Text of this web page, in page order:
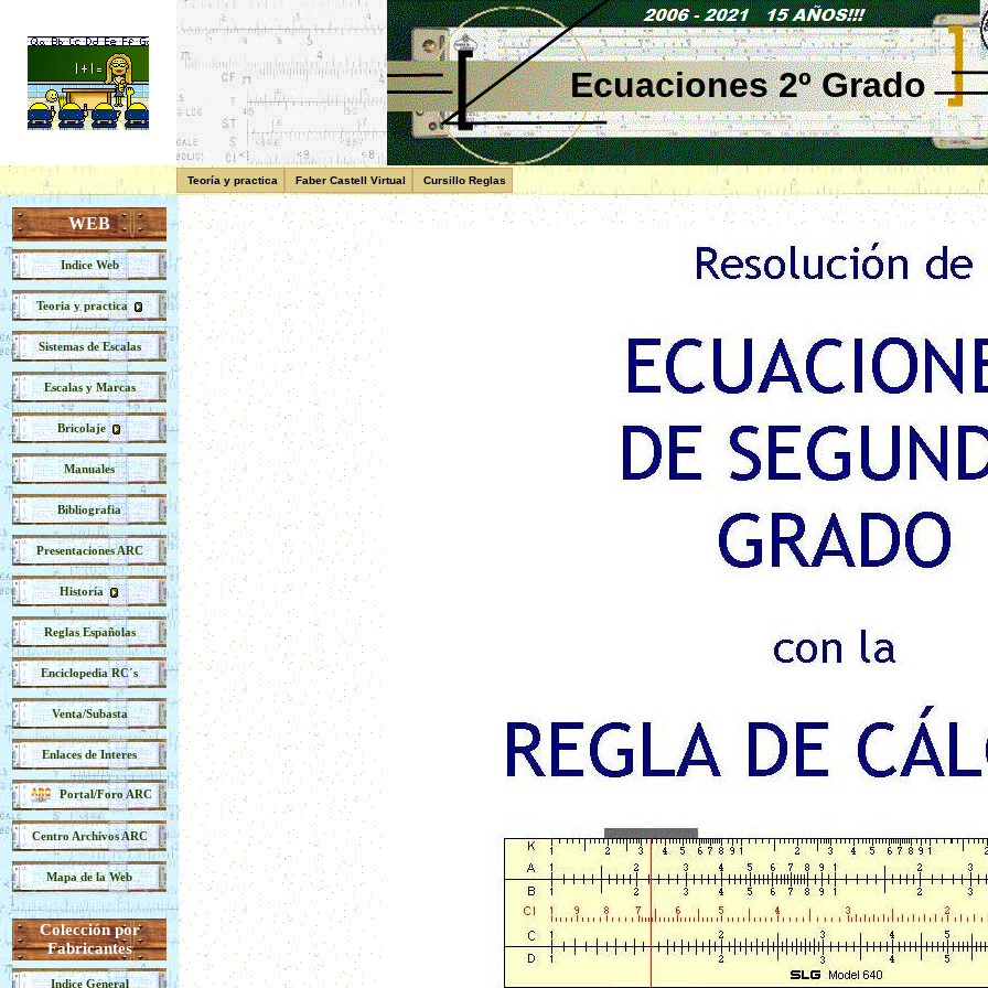
WEB
Indice Web
Teoria y practica
Sistemas de Escalas
Escalas y Marcas
Bricolaje
Manuales
Bibliografia
Presentaciones ARC
Historía
Reglas Españolas
Enciclopedia RC´s
Venta/Subasta
Enlaces de Interes
Portal/Foro ARC
Centro Archivos ARC
Mapa de la Web
Colección por
Fabricantes
Indice General
Ecuaciones 2º Grado
Teoría y practica Faber Castell Virtual Cursillo Reglas